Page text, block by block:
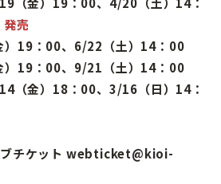
売
）19：00、6/22（土）14：00
）19：00、9/21（土）14：00
（金）18：00、3/16（日）14：
ブチケット webticket@kioi-